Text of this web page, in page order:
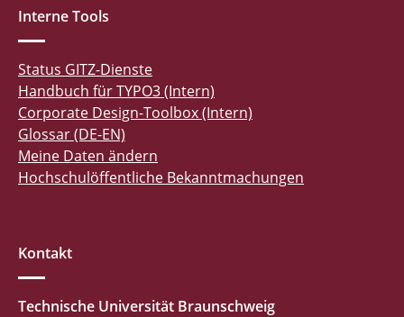
Interne Tools
Status GITZ-Dienste
Handbuch für TYPO3 (Intern)
Corporate Design-Toolbox (Intern)
Glossar (DE-EN)
Meine Daten ändern
Hochschulöffentliche Bekanntmachungen
Kontakt
Technische Universität Braunschweig